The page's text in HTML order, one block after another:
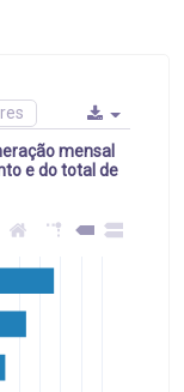
mensal
e do total de